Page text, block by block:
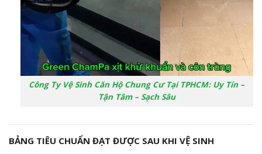
Công Ty Vệ Sinh Căn Hộ Chung Cư Tại TPHCM: Uy Tín –
Tận Tâm – Sạch Sâu
BẢNG TIÊU CHUẨN ĐẠT ĐƯỢC SAU KHI VỆ SINH